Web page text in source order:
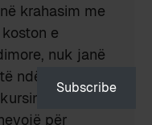
krahasim me
e
nuk janë
ndërtojë
e
për
Subscribe